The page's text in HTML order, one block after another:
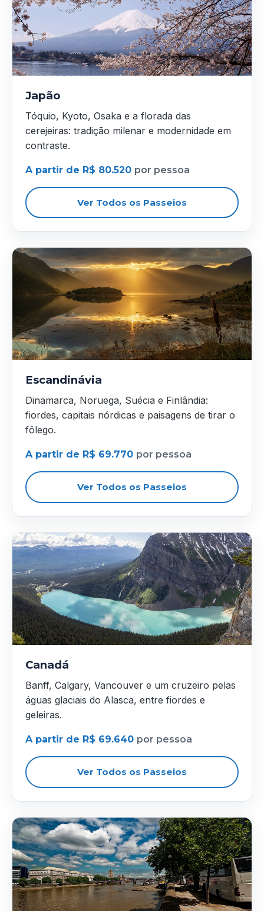
Japão
Tóquio, Kyoto, Osaka e a florada das
cerejeiras: tradição milenar e modernidade em
contraste.
A partir de R$ 80.520 por pessoa
Ver Todos os Passeios
Escandinávia
Dinamarca, Noruega, Suécia e Finlândia:
fiordes, capitais nórdicas e paisagens de tirar o
fôlego.
A partir de R$ 69.770 por pessoa
Ver Todos os Passeios
Canadá
Banff, Calgary, Vancouver e um cruzeiro pelas
águas glaciais do Alasca, entre fiordes e
geleiras.
A partir de R$ 69.640 por pessoa
Ver Todos os Passeios